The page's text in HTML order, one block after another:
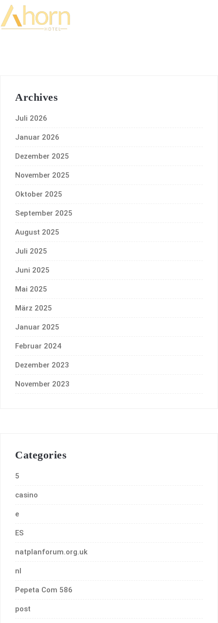
Archives
Juli 2026
Januar 2026
Dezember 2025
November 2025
Oktober 2025
September 2025
August 2025
Juli 2025
Juni 2025
Mai 2025
März 2025
Januar 2025
Februar 2024
Dezember 2023
November 2023
Categories
5
casino
e
ES
natplanforum.org.uk
nl
Pepeta Com 586
post